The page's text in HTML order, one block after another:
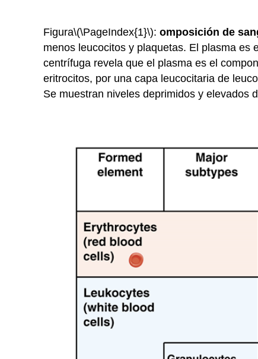
Figura\(\PageIndex{1}\):omposición de
menos leucocitos y plaquetas. El plasma es
centrífuga revela que el plasma es el
eritrocitos, por una capa leucocitaria de
Se muestran niveles deprimidos y elevados